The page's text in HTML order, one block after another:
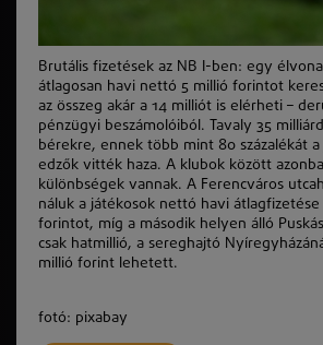
Brutális fizetések az NB I-ben: egy
átlagosan havi nettó 5 millió forintot
az összeg akár a 14 milliót is elérheti –
pénzügyi beszámolóiból. Tavaly 35
bérekre, ennek több mint 80 százalékát
edzők vitték haza. A klubok között
különbségek vannak. A Ferencváros
náluk a játékosok nettó havi
forintot, míg a második helyen álló
csak hatmillió, a sereghajtó
millió forint lehetett.
fotó: pixabay